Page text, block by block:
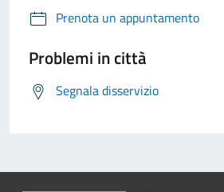
Prenota un appuntamento
Problemi in città
Segnala disservizio